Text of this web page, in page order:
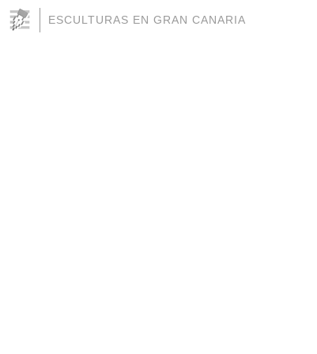
ESCULTURAS EN GRAN CANARIA